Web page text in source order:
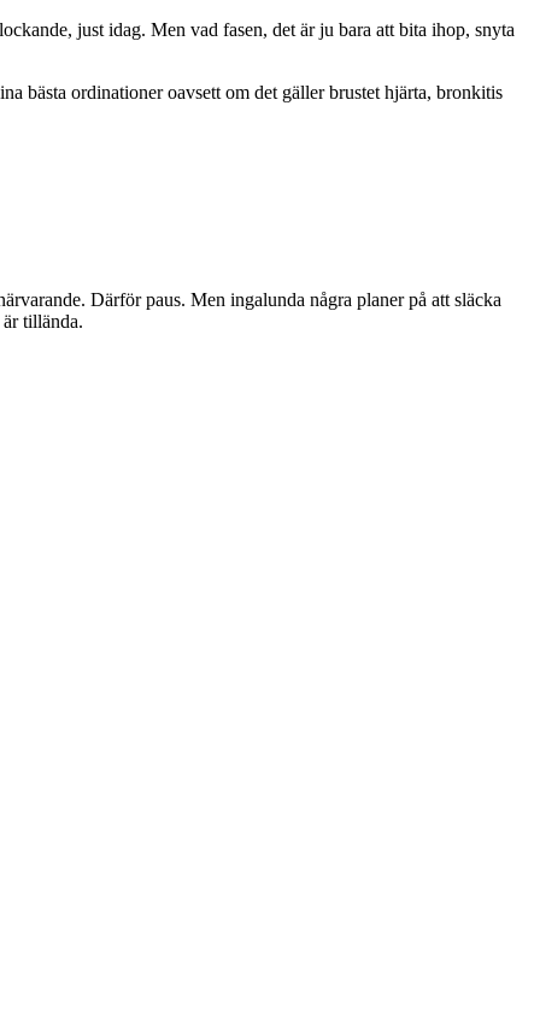
just idag. Men vad fasen, det är ju bara att bita ihop, snyta
bästa ordinationer oavsett om det gäller brustet hjärta, bronkitis
Därför paus. Men ingalunda några planer på att släcka
tillända.